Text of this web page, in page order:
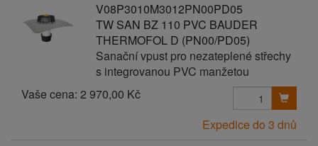
V08P3010M3012PN00PD05
TW SAN BZ 110 PVC BAUDER
THERMOFOL D (PN00/PD05)
Sanační vpust pro nezateplené střechy
s integrovanou PVC manžetou
Vaše cena: 2 970,00 Kč
Expedice do 3 dnů